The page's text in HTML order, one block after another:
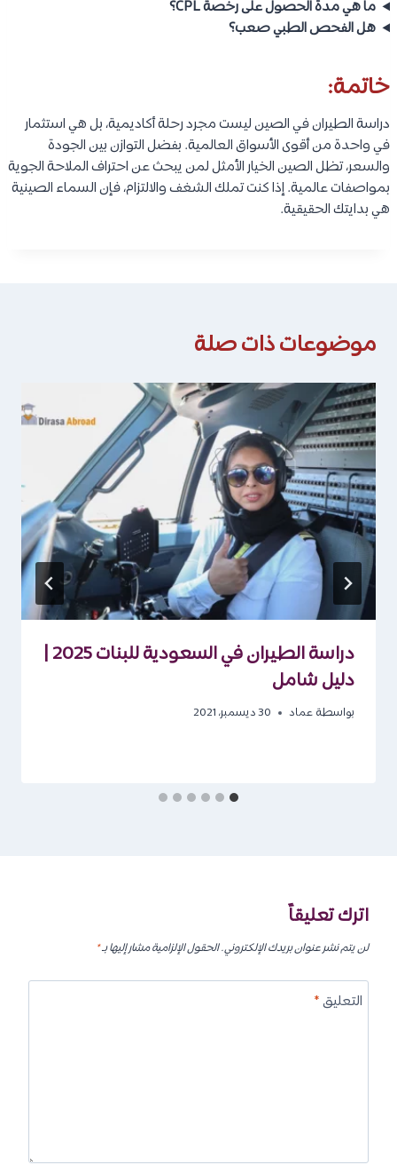
ما هي مدة الحصول على رخصة CPL؟
هل الفحص الطبي صعب؟
خاتمة:
دراسة الطيران في الصين ليست مجرد رحلة أكاديمية، بل هي استثمار
في واحدة من أقوى الأسواق العالمية. بفضل التوازن بين الجودة
والسعر، تظل الصين الخيار الأمثل لمن يبحث عن احتراف الملاحة الجوية
بمواصفات عالمية. إذا كنت تملك الشغف والالتزام، فإن السماء الصينية
هي بدايتك الحقيقية.
موضوعات ذات صلة
دليل شامل
بواسطة عماد 30 ديسمبر، 2021
اترك تعليقاً
لن يتم نشر عنوان بريدك الإلكتروني.الحقول الإلزامية مشار إليها بـ*
التعليق*